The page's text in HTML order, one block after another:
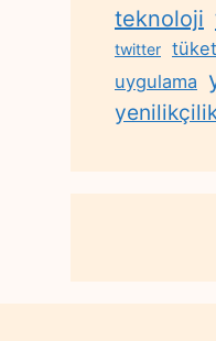
teknoloji
twitter
uygulama